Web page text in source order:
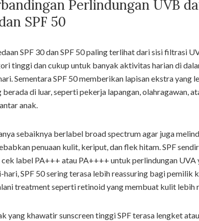
Perlindungan UVB
SPF 50
SPF 30 dan SPF 50 paling terlihat dari sisi filtrasi
tinggi dan cukup untuk banyak aktivitas harian di
Sementara SPF 50 memberikan lapisan ekstra yang
berada di luar, seperti pekerja lapangan, olahragawan,
anak.
sebaiknya berlabel broad spectrum agar juga
penuaan kulit, keriput, dan flek hitam. SPF
cek label PA+++ atau PA++++ untuk perlindungan
hari, SPF 50 sering terasa lebih reassuring bagi pemilik
treatment seperti retinoid yang membuat kulit lebih
yang khawatir sunscreen tinggi SPF terasa lengket